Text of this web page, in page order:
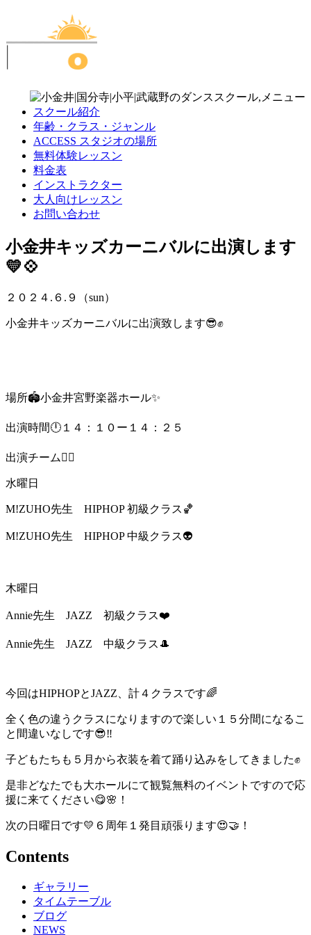
スクール紹介
年齢・クラス・ジャンル
ACCESS スタジオの場所
無料体験レッスン
料金表
インストラクター
大人向けレッスン
お問い合わせ
小金井キッズカーニバルに出演します
💛💠
２０２４.６.９（sun）
小金井キッズカーニバルに出演致します😎✊
場所🏟小金井宮野楽器ホール✨
出演時間🕛１４：１０ー１４：２５
出演チーム👯‍♀️
水曜日
M!ZUHO先生 HIPHOP 初級クラス🏀
M!ZUHO先生 HIPHOP 中級クラス👽
木曜日
Annie先生 JAZZ 初級クラス❤️
Annie先生 JAZZ 中級クラス🎩
今回はHIPHOPとJAZZ、計４クラスです🌈
全く色の違うクラスになりますので楽しい１５分間になるこ
と間違いなしです😎‼️
子どもたちも５月から衣装を着て踊り込みをしてきました✊
是非どなたでも大ホールにて観覧無料のイベントですので応
援に来てください😋🌸！
次の日曜日です💛６周年１発目頑張ります😍🤝！
Contents
ギャラリー
タイムテーブル
ブログ
NEWS